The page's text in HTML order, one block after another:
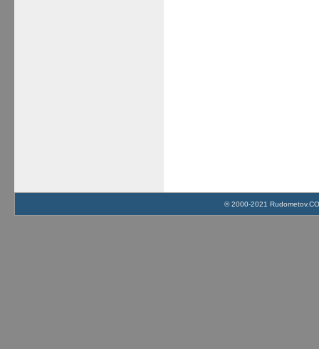
© 2000-2021